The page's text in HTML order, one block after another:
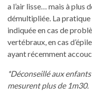
a l’air lisse… mais à plus
démultipliée. La
indiquée en cas de
vertébraux, en cas
ayant récemment
*Déconseillé aux enfants
mesurent plus de 1m30.